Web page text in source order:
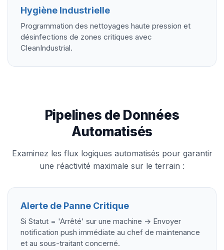
Hygiène Industrielle
Programmation des nettoyages haute pression et
désinfections de zones critiques avec
CleanIndustrial.
Pipelines de Données
Automatisés
Examinez les flux logiques automatisés pour garantir
une réactivité maximale sur le terrain :
Alerte de Panne Critique
Si Statut = 'Arrêté' sur une machine -> Envoyer
notification push immédiate au chef de maintenance
et au sous-traitant concerné.